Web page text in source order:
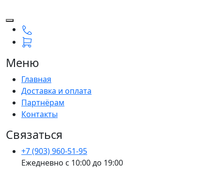
Меню
Главная
Доставка и оплата
Партнёрам
Контакты
Связаться
+7 (903) 960-51-95
Ежедневно с 10:00 до 19:00